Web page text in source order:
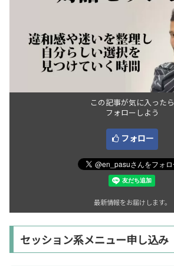
この記事が気に入ったら
フォローしよう
フォロー
最新情報をお届けします。
セッション系メニュー申し込み